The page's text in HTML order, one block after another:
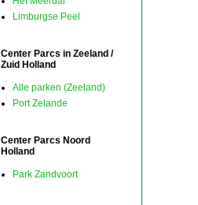
Limburgse Peel
Center Parcs in Zeeland /
Zuid Holland
Alle parken (Zeeland)
Port Zelande
Center Parcs Noord
Holland
Park Zandvoort